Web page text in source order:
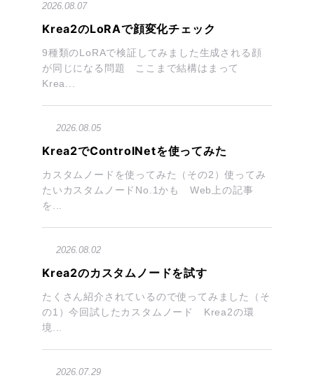
2026.08.07
Krea2のLoRAで顔変化チェック
9種類のLoRAで検証してみました生成される顔
が同じになる問題 ここまで結構はまって
Krea...
2026.08.05
Krea2でControlNetを使ってみた
カスタムノードを使ってみた（その2）使ってみ
たいカスタムノードNo.1かも Web上の記事
を...
2026.08.02
Krea2のカスタムノードを試す
たくさん紹介されているので使ってみました（そ
の1）今回試したカスタムノード Krea2の環
境...
2026.07.29